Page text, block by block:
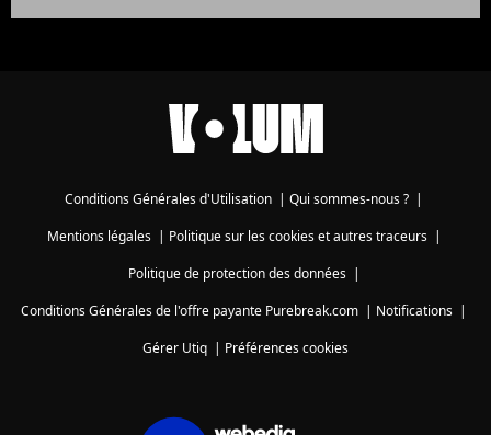
Conditions Générales d'Utilisation | Qui sommes-nous ? |
Mentions légales| Politique sur les cookies et autres traceurs|
Politique de protection des données|
Conditions Générales de l'offre payante Purebreak.com | Notifications |
Gérer Utiq | Préférences cookies